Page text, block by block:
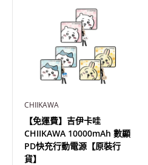
CHIIKAWA
【免運費】吉伊卡哇
CHIIKAWA 10000mAh 數顯
PD快充行動電源【原裝行
貨】